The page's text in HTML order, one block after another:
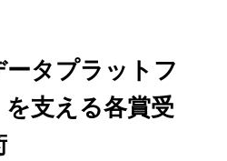
ータプラットフ
支える各賞受